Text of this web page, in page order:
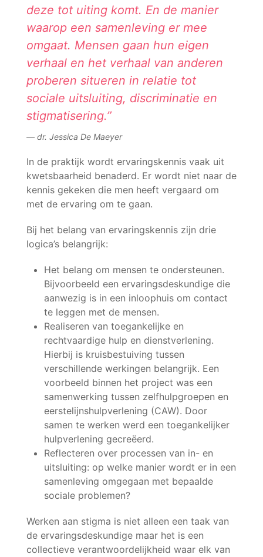
deze tot uiting komt. En de manier
waarop een samenleving er mee
omgaat. Mensen gaan hun eigen
verhaal en het verhaal van anderen
proberen situeren in relatie tot
sociale uitsluiting, discriminatie en
stigmatisering.”
dr. Jessica De Maeyer
In de praktijk wordt ervaringskennis vaak uit
kwetsbaarheid benaderd. Er wordt niet naar de
kennis gekeken die men heeft vergaard om
met de ervaring om te gaan.
Bij het belang van ervaringskennis zijn drie
logica’s belangrijk:
Het belang om mensen te ondersteunen.
Bijvoorbeeld een ervaringsdeskundige die
aanwezig is in een inloophuis om contact
te leggen met de mensen.
Realiseren van toegankelijke en
rechtvaardige hulp en dienstverlening.
Hierbij is kruisbestuiving tussen
verschillende werkingen belangrijk. Een
voorbeeld binnen het project was een
samenwerking tussen zelfhulpgroepen en
eerstelijnshulpverlening (CAW). Door
samen te werken werd een toegankelijker
hulpverlening gecreëerd.
Reflecteren over processen van in- en
uitsluiting: op welke manier wordt er in een
samenleving omgegaan met bepaalde
sociale problemen?
Werken aan stigma is niet alleen een taak van
de ervaringsdeskundige maar het is een
collectieve verantwoordelijkheid waar elk van